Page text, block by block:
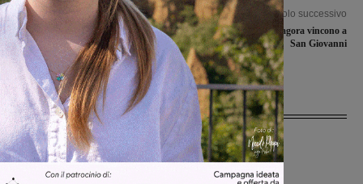
Articolo precedente
Domenica 27 febbraio alla Gruccia
open day per la vaccinazione dei
bambini tra 5 e 11 anni
Articolo successivo
Le sarde dello Jasnagora vincono a
San Giovanni
Ultime Notizie